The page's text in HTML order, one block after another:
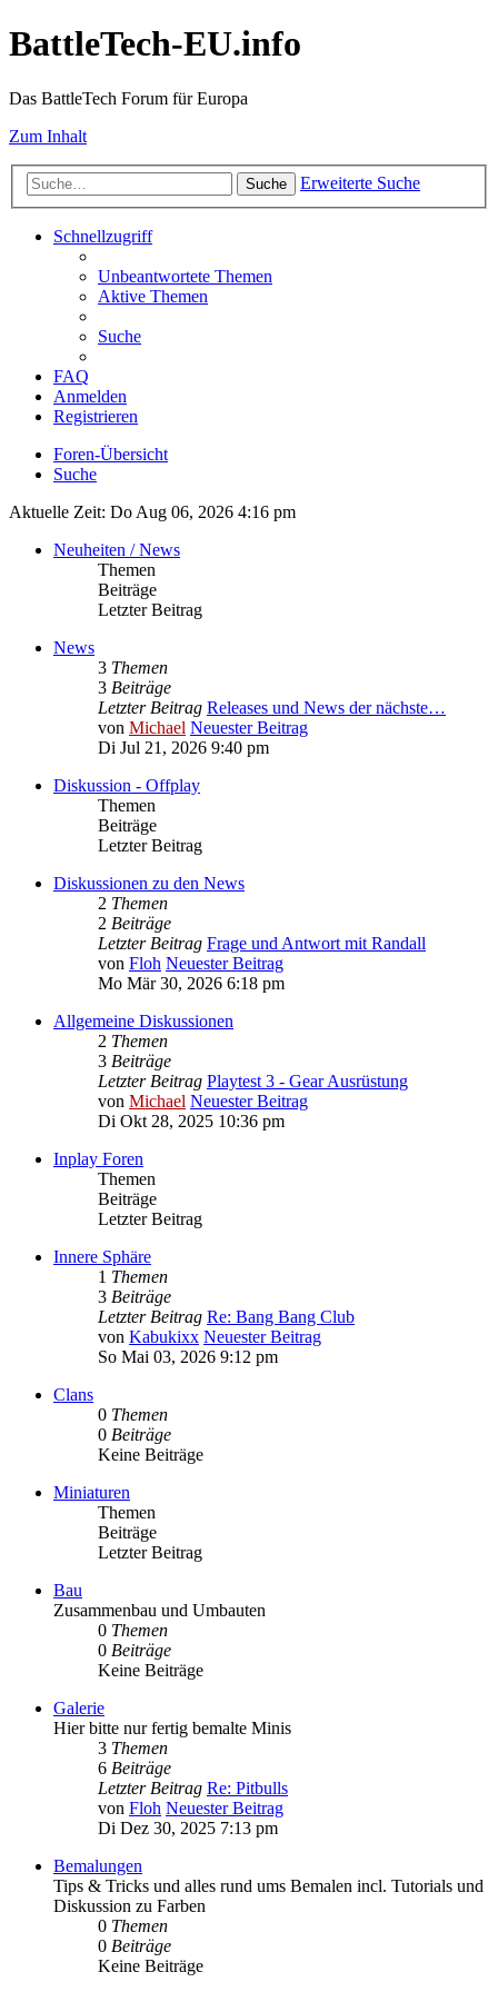
BattleTech-EU.info
Das BattleTech Forum für Europa
Zum Inhalt
Suche Erweiterte Suche
Schnellzugriff
Unbeantwortete Themen
Aktive Themen
Suche
FAQ
Anmelden
Registrieren
Foren-Übersicht
Suche
Aktuelle Zeit: Do Aug 06, 2026 4:16 pm
Neuheiten / News
Themen
Beiträge
Letzter Beitrag
News
3 Themen
3 Beiträge
Letzter Beitrag Releases und News der nächste…
von Michael Neuester Beitrag
Di Jul 21, 2026 9:40 pm
Diskussion - Offplay
Themen
Beiträge
Letzter Beitrag
Diskussionen zu den News
2 Themen
2 Beiträge
Letzter Beitrag Frage und Antwort mit Randall
von Floh Neuester Beitrag
Mo Mär 30, 2026 6:18 pm
Allgemeine Diskussionen
2 Themen
3 Beiträge
Letzter Beitrag Playtest 3 - Gear Ausrüstung
von Michael Neuester Beitrag
Di Okt 28, 2025 10:36 pm
Inplay Foren
Themen
Beiträge
Letzter Beitrag
Innere Sphäre
1 Themen
3 Beiträge
Letzter Beitrag Re: Bang Bang Club
von Kabukixx Neuester Beitrag
So Mai 03, 2026 9:12 pm
Clans
0 Themen
0 Beiträge
Keine Beiträge
Miniaturen
Themen
Beiträge
Letzter Beitrag
Bau
Zusammenbau und Umbauten
0 Themen
0 Beiträge
Keine Beiträge
Galerie
Hier bitte nur fertig bemalte Minis
3 Themen
6 Beiträge
Letzter Beitrag Re: Pitbulls
von Floh Neuester Beitrag
Di Dez 30, 2025 7:13 pm
Bemalungen
Tips & Tricks und alles rund ums Bemalen incl. Tutorials und
Diskussion zu Farben
0 Themen
0 Beiträge
Keine Beiträge